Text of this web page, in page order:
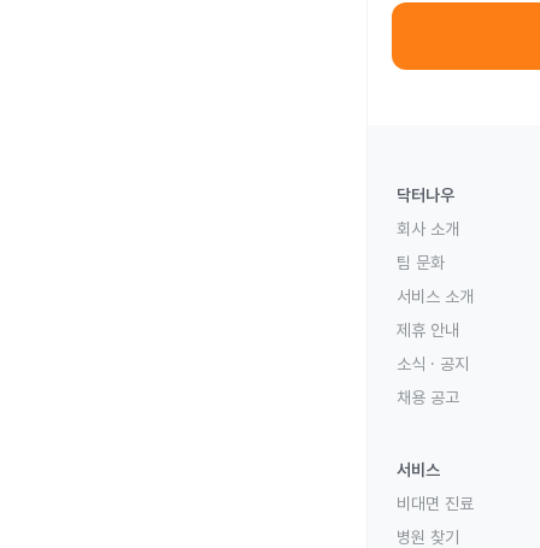
닥터나우
회사 소개
팀 문화
서비스 소개
제휴 안내
소식 · 공지
채용 공고
서비스
비대면 진료
병원 찾기